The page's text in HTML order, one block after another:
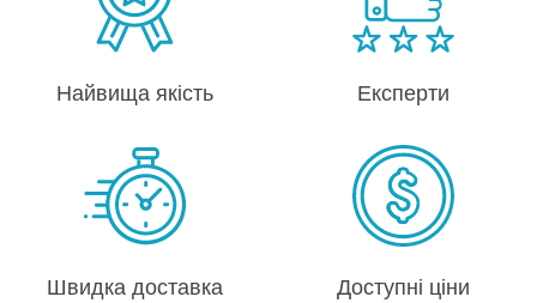
Найвища якість Експерти
Швидка доставка Доступні ціни